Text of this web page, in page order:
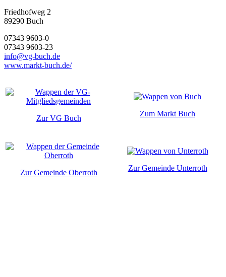
Friedhofweg 2
89290 Buch
07343 9603-0
07343 9603-23
info@vg-buch.de
www.markt-buch.de/
Zur VG Buch
Zum Markt Buch
Zur Gemeinde Oberroth
Zur Gemeinde Unterroth